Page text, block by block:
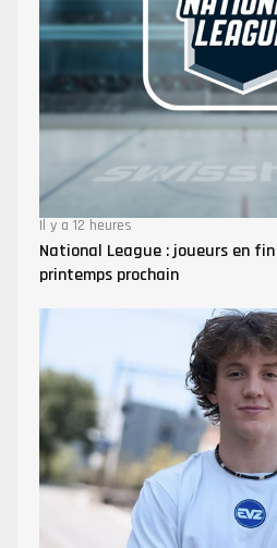
Il y a 12 heures
National League : joueurs en
printemps prochain